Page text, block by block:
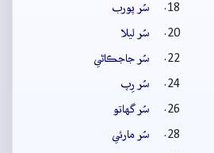
سُر پورب
سُر ليلا
سُر جاجڪاڻي
سُر رِپ
سُر گهاتو
سُر مارئي